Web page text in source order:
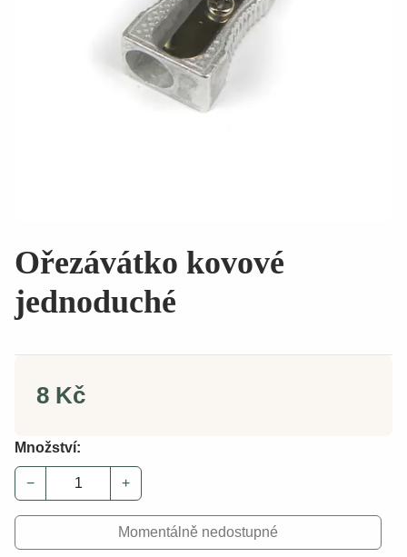
Ořezávátko kovové
jednoduché
8 Kč
Množství:
− +
Momentálně nedostupné